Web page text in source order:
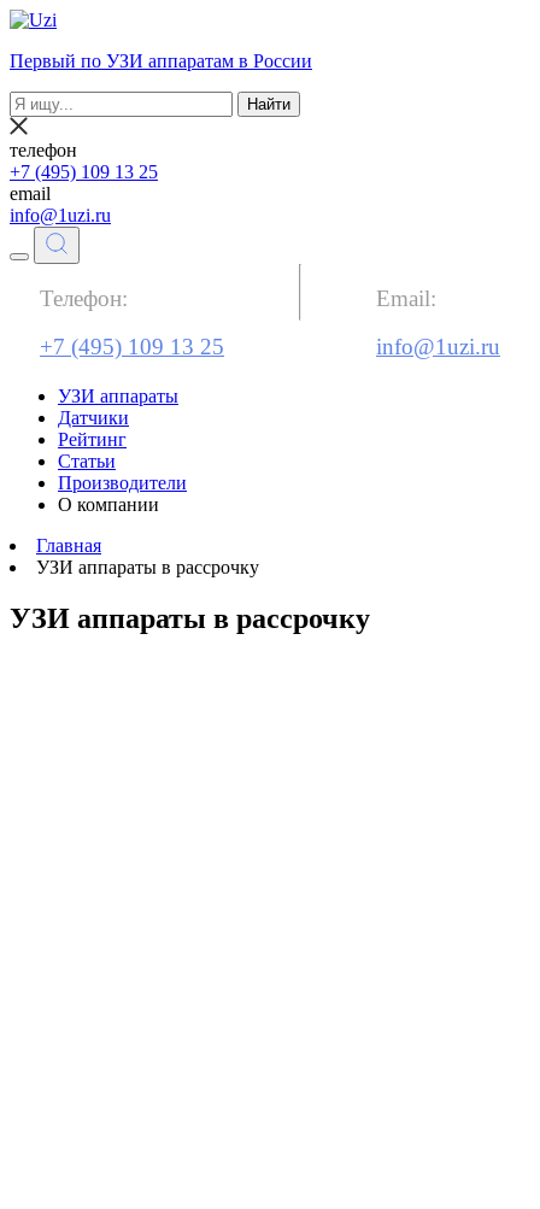
Первый по УЗИ аппаратам в России
Найти
телефон
+7 (495) 109 13 25
email
info@1uzi.ru
Телефон:
+7 (495) 109 13 25
Email:
info@1uzi.ru
УЗИ аппараты
Датчики
Рейтинг
Статьи
Производители
О компании
Главная
УЗИ аппараты в рассрочку
УЗИ аппараты в рассрочку